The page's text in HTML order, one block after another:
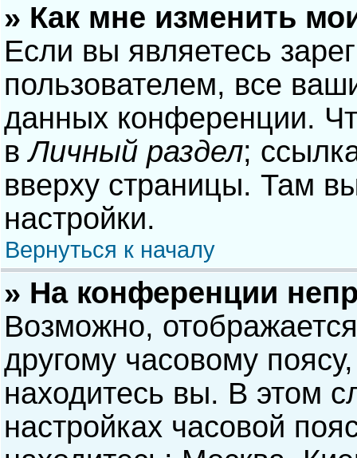
» Как мне изменить
Если вы являетесь
пользователем, все
данных конференции.
вЛичный раздел;
вверху страницы. Там
настройки.
Вернуться к началу
» На конференции
Возможно,
другому часовому
находитесь вы. В этом
настройках часовой